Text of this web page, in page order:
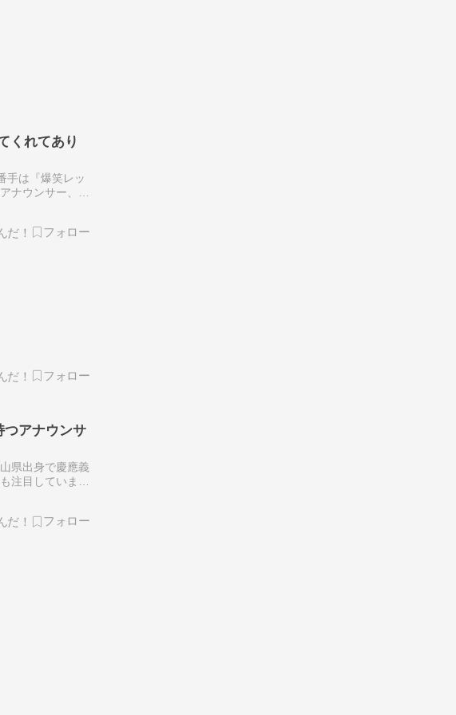
くれてあり
手は『爆笑レッ
ナウンサー、川
つアナウンサ
県出身で慶應義
注目していま